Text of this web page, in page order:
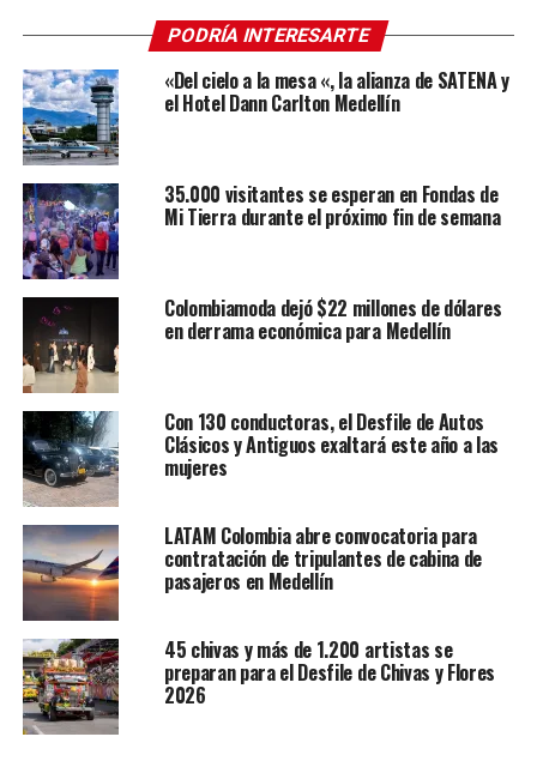
PODRÍA INTERESARTE
«Del cielo a la mesa «, la alianza de SATENA y
el Hotel Dann Carlton Medellín
35.000 visitantes se esperan en Fondas de
Mi Tierra durante el próximo fin de semana
Colombiamoda dejó $22 millones de dólares
en derrama económica para Medellín
Con 130 conductoras, el Desfile de Autos
Clásicos y Antiguos exaltará este año a las
mujeres
LATAM Colombia abre convocatoria para
contratación de tripulantes de cabina de
pasajeros en Medellín
45 chivas y más de 1.200 artistas se
preparan para el Desfile de Chivas y Flores
2026